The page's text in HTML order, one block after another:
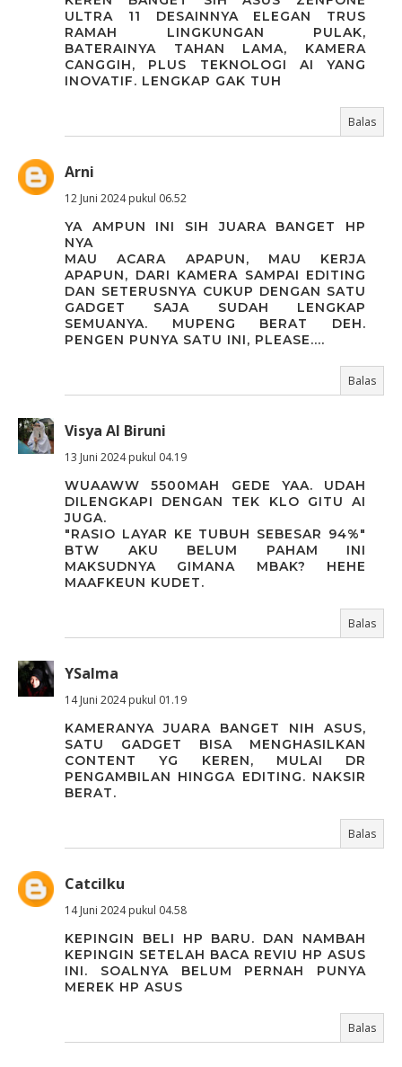
ULTRA 11 DESAINNYA ELEGAN TRUS
RAMAH LINGKUNGAN PULAK,
BATERAINYA TAHAN LAMA, KAMERA
CANGGIH, PLUS TEKNOLOGI AI YANG
INOVATIF. LENGKAP GAK TUH
Balas
Arni
12 Juni 2024 pukul 06.52
YA AMPUN INI SIH JUARA BANGET HP
NYA
MAU ACARA APAPUN, MAU KERJA
APAPUN, DARI KAMERA SAMPAI EDITING
DAN SETERUSNYA CUKUP DENGAN SATU
GADGET SAJA SUDAH LENGKAP
SEMUANYA. MUPENG BERAT DEH.
PENGEN PUNYA SATU INI, PLEASE....
Balas
Visya Al Biruni
13 Juni 2024 pukul 04.19
WUAAWW 5500MAH GEDE YAA. UDAH
DILENGKAPI DENGAN TEK KLO GITU AI
JUGA.
"RASIO LAYAR KE TUBUH SEBESAR 94%"
BTW AKU BELUM PAHAM INI
MAKSUDNYA GIMANA MBAK? HEHE
MAAFKEUN KUDET.
Balas
YSalma
14 Juni 2024 pukul 01.19
KAMERANYA JUARA BANGET NIH ASUS,
SATU GADGET BISA MENGHASILKAN
CONTENT YG KEREN, MULAI DR
PENGAMBILAN HINGGA EDITING. NAKSIR
BERAT.
Balas
Catcilku
14 Juni 2024 pukul 04.58
KEPINGIN BELI HP BARU. DAN NAMBAH
KEPINGIN SETELAH BACA REVIU HP ASUS
INI. SOALNYA BELUM PERNAH PUNYA
MEREK HP ASUS
Balas